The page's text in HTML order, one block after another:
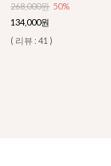
268,000원 50%
134,000원
( 리뷰 : 41 )